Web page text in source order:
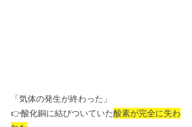
「気体の発生が終わった」
👉酸化銅に結びついていた酸素が完全に失わ